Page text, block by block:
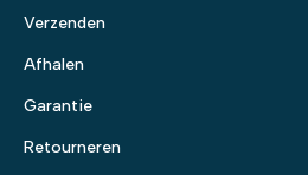
Verzenden
Afhalen
Garantie
Retourneren